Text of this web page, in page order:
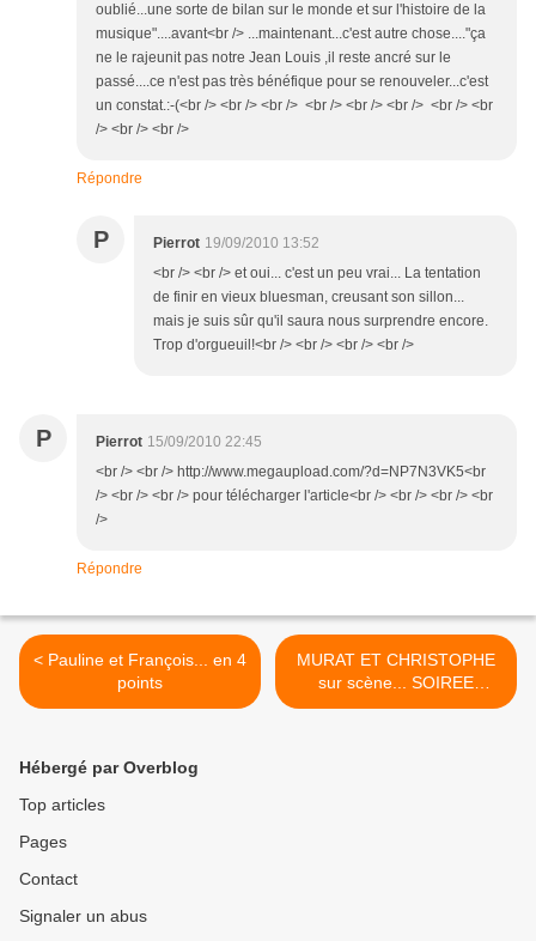
oublié...une sorte de bilan sur le monde et sur l'histoire de la
musique"....avant<br /> ...maintenant...c'est autre chose...."ça
ne le rajeunit pas notre Jean Louis ,il reste ancré sur le
passé....ce n'est pas très bénéfique pour se renouveler...c'est
un constat.:-(<br /> <br /> <br /> <br /> <br /> <br /> <br /> <br
/> <br /> <br />
Répondre
P Pierrot 19/09/2010 13:52
<br /> <br /> et oui... c'est un peu vrai... La tentation
de finir en vieux bluesman, creusant son sillon...
mais je suis sûr qu'il saura nous surprendre encore.
Trop d'orgueuil!<br /> <br /> <br /> <br />
P Pierrot 15/09/2010 22:45
<br /> <br /> http://www.megaupload.com/?d=NP7N3VK5<br
/> <br /> <br /> pour télécharger l'article<br /> <br /> <br /> <br
/>
Répondre
< Pauline et François... en 4
points
MURAT ET CHRISTOPHE
sur scène... SOIREE
UNIQUE >
Hébergé par Overblog
Top articles
Pages
Contact
Signaler un abus